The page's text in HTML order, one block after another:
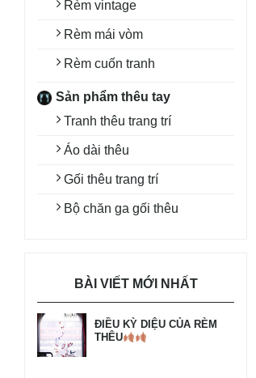
Rèm vintage
Rèm mái vòm
Rèm cuốn tranh
Sản phẩm thêu tay
Tranh thêu trang trí
Áo dài thêu
Gối thêu trang trí
Bộ chăn ga gối thêu
BÀI VIẾT MỚI NHẤT
ĐIỀU KỲ DIỆU CỦA RÈM
THÊU